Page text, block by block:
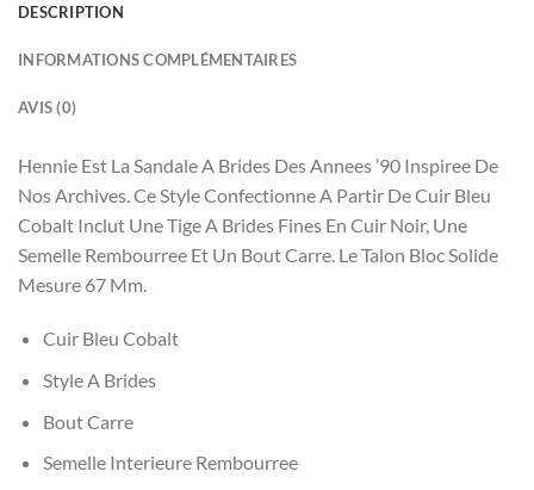
DESCRIPTION
INFORMATIONS COMPLÉMENTAIRES
AVIS (0)
Hennie Est La Sandale A Brides Des Annees ’90 Inspiree De
Nos Archives. Ce Style Confectionne A Partir De Cuir Bleu
Cobalt Inclut Une Tige A Brides Fines En Cuir Noir, Une
Semelle Rembourree Et Un Bout Carre. Le Talon Bloc Solide
Mesure 67 Mm.
Cuir Bleu Cobalt
Style A Brides
Bout Carre
Semelle Interieure Rembourree